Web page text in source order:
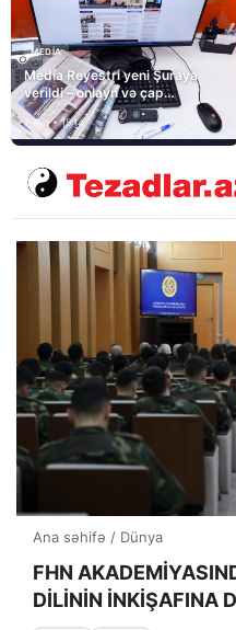
MEDİA
Media Reyestri yeni Şuraya
verildi – onlayn və çap
mediasını nə gözləyir?
7 Avq • 15:14
Ana səhifə / Dünya
FHN
DİLİNİN İNKİŞAFINA